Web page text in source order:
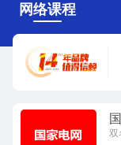
网络课程
双